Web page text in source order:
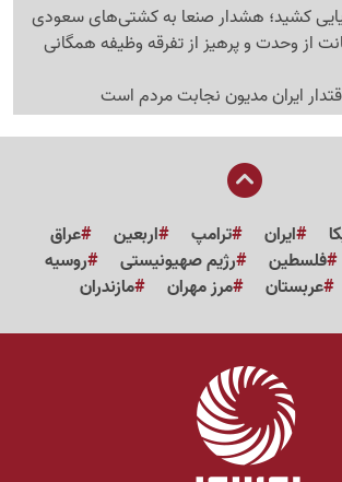
کشید؛ هشدار صنعا به کشتی‌های سعودی
از وحدت و پرهیز از تفرقه وظیفه همگانی
ایران مدیون نجابت مردم است
ایران ترامپ اربعین
عراق
فلسطین رژیم صهیونیستی
روسیه
عربستان مرز مهران مازندران